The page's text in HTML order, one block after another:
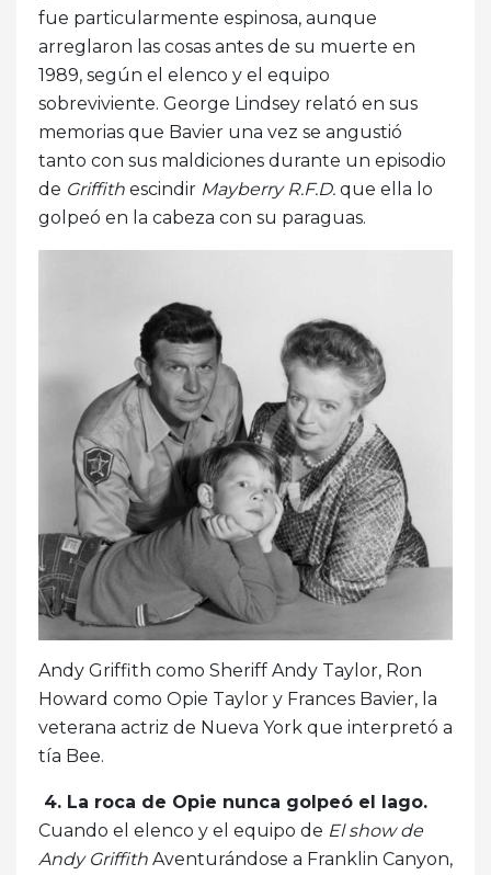
fue particularmente espinosa, aunque
arreglaron las cosas antes de su muerte en
1989, según el elenco y el equipo
sobreviviente. George Lindsey relató en sus
memorias que Bavier una vez se angustió
tanto con sus maldiciones durante un episodio
de Griffith escindir Mayberry R.F.D. que ella lo
golpeó en la cabeza con su paraguas.
Andy Griffith como Sheriff Andy Taylor, Ron
Howard como Opie Taylor y Frances Bavier, la
veterana actriz de Nueva York que interpretó a
tía Bee.
4. La roca de Opie nunca golpeó el lago.
Cuando el elenco y el equipo de El show de
Andy Griffith Aventurándose a Franklin Canyon,